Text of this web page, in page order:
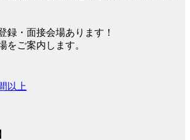
録・面接会場あります！
をご案内します。
以上